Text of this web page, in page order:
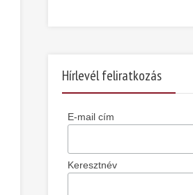
Hírlevél feliratkozás
E-mail cím
Keresztnév